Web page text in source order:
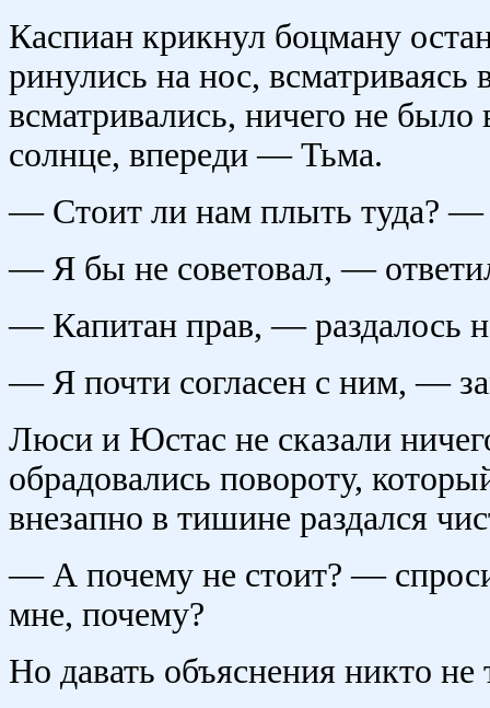
Каспиан крикнул боцману
ринулись на нос,
всматривались, ничего не
солнце, впереди — Тьма.
— Стоит ли нам плыть туда? —
— Я бы не советовал, —
— Капитан прав, — раздалось
— Я почти согласен с ним, —
Люси и Юстас не сказали
обрадовались повороту,
внезапно в тишине раздался
— А почему не стоит? —
мне, почему?
Но давать объяснения никто